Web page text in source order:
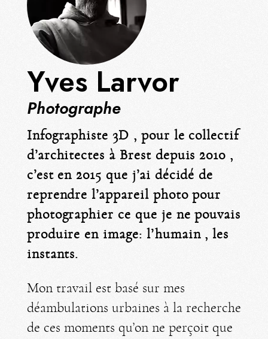
Yves Larvor
Photographe
Infographiste 3D , pour le collectif
d’architectes à Brest depuis 2010 ,
c’est en 2015 que j’ai décidé de
reprendre l’appareil photo pour
photographier ce que je ne pouvais
produire en image: l’humain , les
instants.
Mon travail est basé sur mes
déambulations urbaines à la recherche
de ces moments qu’on ne perçoit que